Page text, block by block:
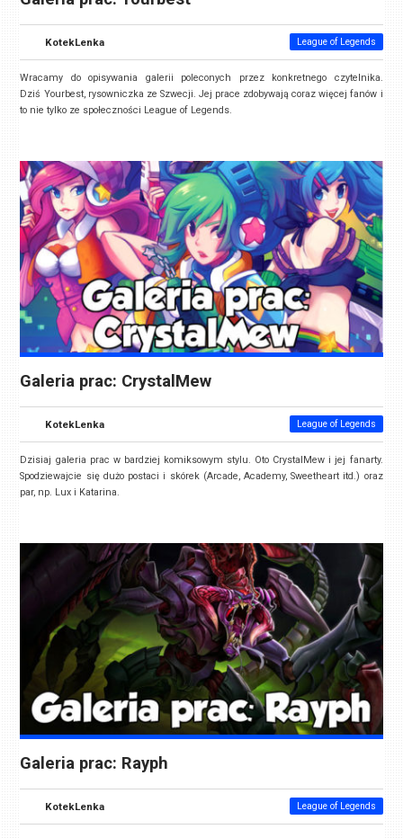
KotekLenka League of Legends
Wracamy do opisywania galerii poleconych przez konkretnego czytelnika.
Dziś Yourbest, rysowniczka ze Szwecji. Jej prace zdobywają coraz więcej fanów i
to nie tylko ze społeczności League of Legends.
Galeria prac: CrystalMew
KotekLenka League of Legends
Dzisiaj galeria prac w bardziej komiksowym stylu. Oto CrystalMew i jej fanarty.
Spodziewajcie się dużo postaci i skórek (Arcade, Academy, Sweetheart itd.) oraz
par, np. Lux i Katarina.
Galeria prac: Rayph
KotekLenka League of Legends